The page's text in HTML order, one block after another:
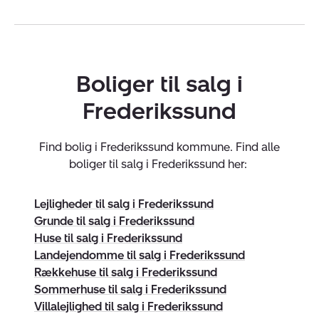
for ekstra sikkerhed, kan vi anbefale en gennemgang
med byggesagkyndig, så du kender boligens stand og
de typiske faldgruber. Vi hjælper også med
giver juridisk sparring, når købsaftalen skal gennemgås.
Frederikssund er et dejligt sted at slå sig ned, fordi
byen samler det bedste fra flere verdener. Roskilde
Fjord sætter scenen for hverdagen, og du kan nyde den
ved det nye Frederikssund havnebad, fra promenaden
eller fra båden i en af havnene. Byen har et stærkt
lokalsamfund med et godt foreningsliv, og det gør det
Boliger til salg i
Frederikssund
Find bolig i Frederikssund kommune. Find alle
boliger til salg i Frederikssund her:
Lejligheder til salg i Frederikssund
Grunde til salg i Frederikssund
Huse til salg i Frederikssund
Landejendomme til salg i Frederikssund
Rækkehuse til salg i Frederikssund
Sommerhuse til salg i Frederikssund
Villalejlighed til salg i Frederikssund